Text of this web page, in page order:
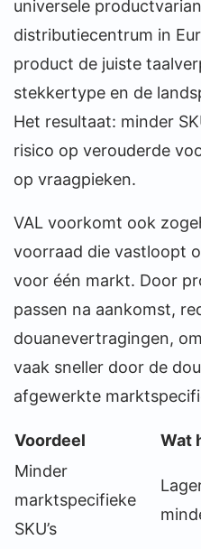
universele
distributiecentrum in
product de juiste
stekkertype en de
Het resultaat: minder
risico op verouderde
op vraagpieken.
VAL voorkomt ook
voorraad die vastloopt
voor één markt. Door
passen na aankomst,
douanevertragingen,
vaak sneller door de
afgewerkte
Voordeel
Wat
Minder
marktspecifieke
SKU’s